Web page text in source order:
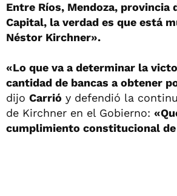
Entre Ríos, Mendoza, provincia
Capital, la verdad es que está
Néstor Kirchner».
«Lo que va a determinar la
cantidad de bancas a obtener
dijo Carrió y defendió la
de Kirchner en el Gobierno:
cumplimiento constitucional